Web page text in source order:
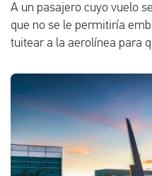
Español
Nuestro servicio
Conectarse
A un pasajero cuyo vuelo
que no se le permitiría
tuitear a la aerolínea para